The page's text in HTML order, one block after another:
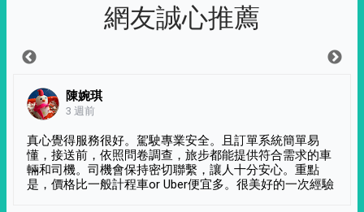
網友誠心推薦
陳婉琪
3 週前
真心覺得服務很好。駕駛專業安全。且訂單系統簡單易
懂，接送前，依照問卷調查，旅步都能提供符合需求的車
輛和司機。司機會保持密切聯繫，讓人十分安心。重點
是，價格比一般計程車or Uber便宜多。很美好的一次經驗